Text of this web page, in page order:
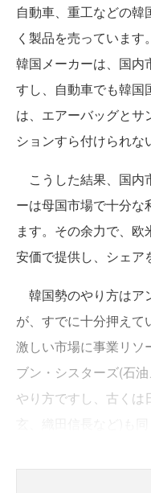
自動車、重工などの
く製品を売っていま
韓国メーカーは、国内
すし、自動車でも韓国
は、エアーバッグと
ションすら付けられな
こうした結果、国内
ーは母国市場で十分な
ます。その余力で、
安価で提供し、シェア
韓国勢のやり方はア
が、すでに十分押え
激しい市場に事業リソ
ブン・シスターズ(石
やり方ですし、古くは